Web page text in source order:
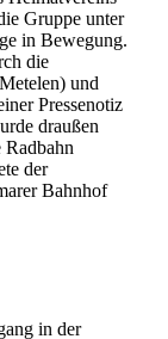
Gruppe unter
in Bewegung.
die
und
Pressenotiz
draußen
der
Bahnhof
in der